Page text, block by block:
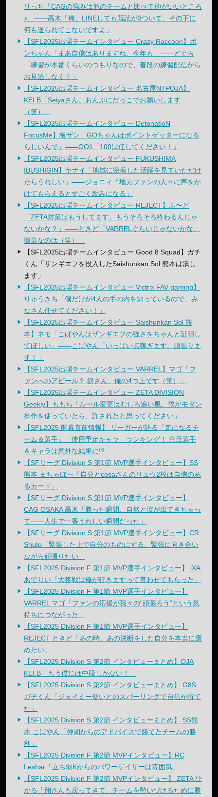
リっち「CAGの強みは他のチームと比べて仲がいいところ
♪」——高木「俺、LINEしても既読が3ついて、その下に
何も送られてこないですよ」
【SFL2025出場チームインタビュー Crazy Raccoon】ボ
ンちゃん「まあ自信はありますね、今年も」——どぐら
「練習が本番くらいのつもりなので、普段の練習配信から
お見逃しなく！」
【SFL2025出場チームインタビュー 名古屋NTPOJA】
KEI.B「Seiyaさん。おんぶにだっこでお願いします
（笑）」
【SFL2025出場チームインタビュー DetonatioN
FocusMe】板ザン「GOちゃんはポイントゲッターになる
らしいんで」——GO1「100は任してください！」
【SFL2025出場チームインタビュー FUKUSHIMA
IBUSHIGIN】ヤナイ「地域に密着した活躍を見ていただけ
たらうれしい」——ジョニィ「地元ファンの人々に声をか
けてもらえるとすごく励みになる」
【SFL2025出場チームインタビュー REJECT】ふ〜ど
「ZETA対策はもうしてます。もうそろそろ終わるんじゃ
ないかな？」——ときど「VARRELぐらいじゃないかな、
簡単なのは（笑）」
【SFL2025出場チームインタビュー Good 8 Squad】ガチ
くん「ザンギエフを投入したSaishunkan Sol 熊本は潰し
ます」
【SFL2025出場チームインタビュー Victrix FAV gaming】
りゅうきち「僕だけが4人の手の内を知っているので、み
なさん任せてください！」
【SFL2025出場チームインタビュー Saishunkan Sol 熊
本】ネモ「こばやんはザンギエフの強さをちゃんと証明し
てほしい」——こばやん「いっぱい点稼ぎます。頑張りま
す！」
【SFL2025出場チームインタビュー VARREL】マゴ「フ
ァンへのアピール？ 餅さん、俺の4つ上です（笑）」
【SFL2025出場チームインタビュー ZETA DIVISION
Geekly】ももち「ルール変更はむしろ追い風。僕がモダン
操作を使っていたら、許されたと思ってください」
【SFL2025 開幕直前情報】 リーガーが語る「気になるチ
ーム＆選手」「使用予定キャラ」ランキング！ 注目選手
＆キャラは意外な結果に!?
【SFリーグ Division S 第1節 MVP選手インタビュー】SS
熊本 まちゃぼー「自分とcosaさんのリュウ2枚は自信のあ
るカード」
【SFリーグ Division S 第1節 MVP選手インタビュー】
CAG OSAKA 高木「勝った瞬間、自然と涙が出てきちゃっ
て——人生で一番うれしい瞬間だった」
【SFリーグ Division S 第1節 MVP選手インタビュー】CR
Shuto「緊張した上で自分のものにする。緊張に向き合い
ながら頑張りたい」
【SFL2025 Division F 第1節 MVP選手インタビュー】 iXA
あでりい「大将戦は俺が行きますって言わせてもらった」
【SFL2025 Division F 第1節 MVP選手インタビュー】
VARREL マゴ「ファンの応援が我々の“頑張ろう”という気
持ちにつながった」
【SFL2025 Division F 第1節 MVP選手インタビュー】
REJECT ときど「あの時、あの決断をした自分を本当に褒
めたい」
【SFL2025 Division S 第2節 インタビューまとめ】OJA
KEI.B「もう僕には中段しかない！」
【SFL2025 Division S 第2節 インタビューまとめ】 G8S
ガチくん「ジェイミー使いとのスパーリングで自信が持て
た」
【SFL2025 Division S 第2節 インタビューまとめ】 SS熊
本 こばやん「仲間からのアドバイスで勝てたチームの勝
利」
【SFL2025 Division F 第2節 MVPインタビュー】RC
Leshar「立ち弱Kからのパワーゲイザーは雰囲気」
【SFL2025 Division F 第2節 MVPインタビュー】 ZETA ひ
かる「翔さんも戻ってきて、チームを勢いづけるために勝